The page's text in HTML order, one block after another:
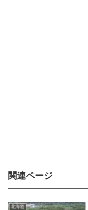
関連ページ
北海道